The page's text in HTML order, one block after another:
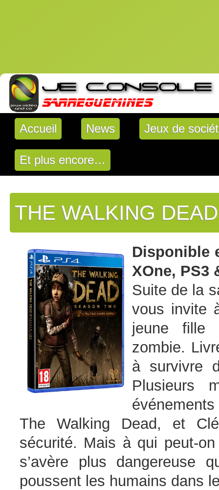
Accueil News Jeux de
Et plus encore…
THE WALKING
Disponible
XOne, PS3
Suite de la
vous invite
jeune fille
zombie.
à survivre
Plusieurs
The Walking Dead, et
sécurité. Mais à qui peut-
s’avère plus dangereuse
poussent les humains dans